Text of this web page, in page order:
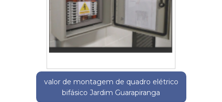
valor de montagem de quadro elétrico
bifásico Jardim Guarapiranga